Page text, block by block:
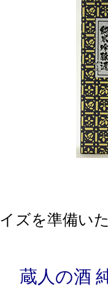
ズを準備い
蔵人の酒